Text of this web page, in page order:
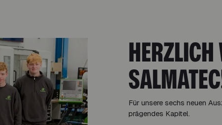
Für unsere sechs neuen
prägendes Kapitel.